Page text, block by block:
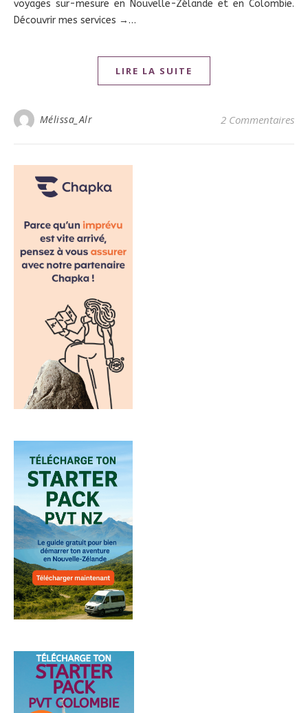
voyages sur-mesure en Nouvelle-Zélande et en Colombie.
Découvrir mes services →…
LIRE LA SUITE
Mélissa_Alr 2 Commentaires